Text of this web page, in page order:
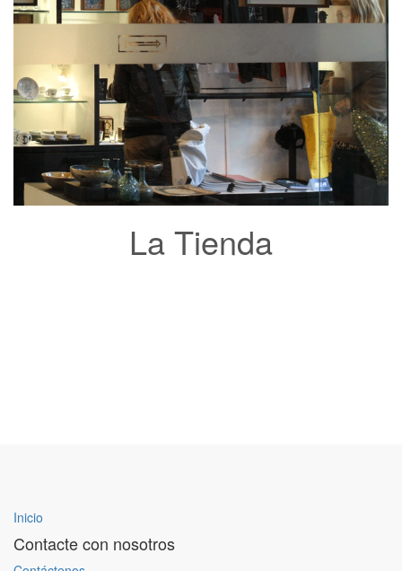
La Tienda
Inicio
Contacte con nosotros